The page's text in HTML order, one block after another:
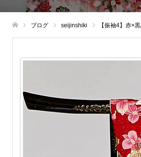
ブログ seijinshiki 【振袖4】赤×